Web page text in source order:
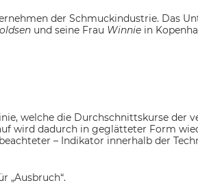
der Schmuckindustrie. Das
und seine Frau Winnie in
welche die Durchschnittskurse der
wird dadurch in geglätteter Form
– Indikator innerhalb der
„Ausbruch“.